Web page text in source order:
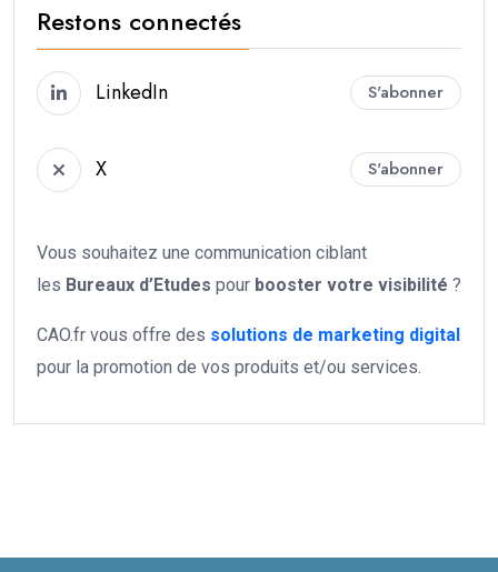
Restons connectés
LinkedIn S'abonner
X S'abonner
Vous souhaitez une communication ciblant
les Bureaux d’Etudes pour booster votre visibilité ?
CAO.fr vous offre des solutions de marketing digital
pour la promotion de vos produits et/ou services.